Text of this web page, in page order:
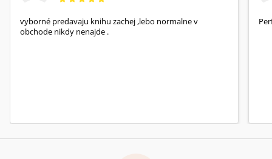
vyborné predavaju knihu zachej ,lebo normalne v
obchode nikdy nenajde .